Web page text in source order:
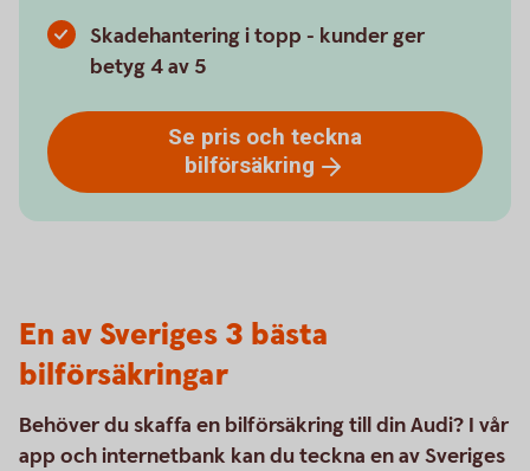
Skadehantering i topp - kunder ger
betyg 4 av 5
Se pris och teckna
bilförsäkring
En av Sveriges 3 bästa
bilförsäkringar
Behöver du skaffa en bilförsäkring till din Audi? I vår
app och internetbank kan du teckna en av Sveriges